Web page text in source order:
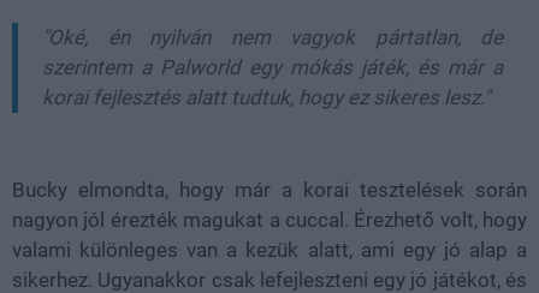
"Oké, én nyilván nem vagyok pártatlan, de
szerintem a Palworld egy mókás játék, és már a
korai fejlesztés alatt tudtuk, hogy ez sikeres lesz."
Bucky elmondta, hogy már a korai tesztelések során
nagyon jól érezték magukat a cuccal. Érezhető volt, hogy
valami különleges van a kezük alatt, ami egy jó alap a
sikerhez. Ugyanakkor csak lefejleszteni egy jó játékot, és